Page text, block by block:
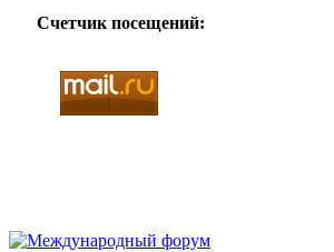
Счетчик посещений: